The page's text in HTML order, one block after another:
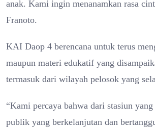
anak. Kami ingin menanamkan rasa
Franoto.
KAI Daop 4 berencana untuk terus
maupun materi edukatif yang
termasuk dari wilayah pelosok yang
“Kami percaya bahwa dari stasiun
publik yang berkelanjutan dan